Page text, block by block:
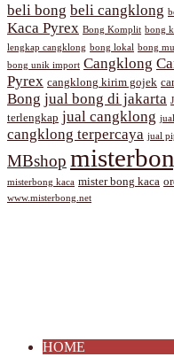
beli bong beli cangklong
Kaca Pyrex Bong Komplit bong
lengkap cangklong bong lokal bong
bong unik import Cangklong
Pyrex cangklong kirim gojek
Bong jual bong di jakarta
terlengkap jual cangklong
cangklong terpercaya jual
MBshop
misterbong kaca mister bong kaca
www.misterbong.net
HOME